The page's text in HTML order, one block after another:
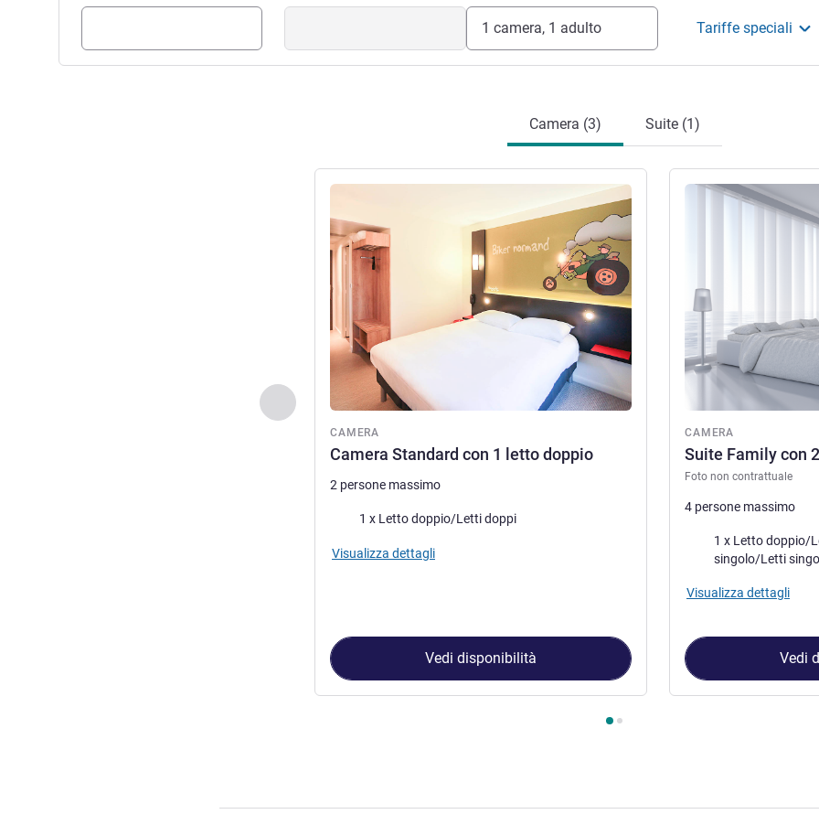
1 camera, 1 adulto Tariffe speciali
Camera (3) Suite (1)
Precedente - Camera
CAMERA
Camera Standard con 1 letto doppio
Visualizza dettagli
2 persone massimo
Biancheria da letto
1 x Letto doppio/Letti doppi
Visualizza dettagli
Vedi disponibilità
CAMERA
Suite Family con
Foto non contrattuale
Visualizza dettagli
4 persone massimo
Biancheria da letto
1 x Letto doppio/Letti
singolo/Letti
Visualizza dettagli
Vedi